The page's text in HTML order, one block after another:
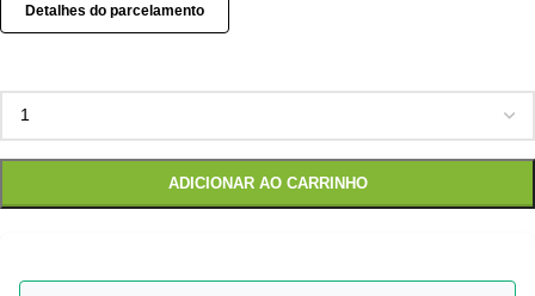
Detalhes do parcelamento
ADICIONAR AO CARRINHO